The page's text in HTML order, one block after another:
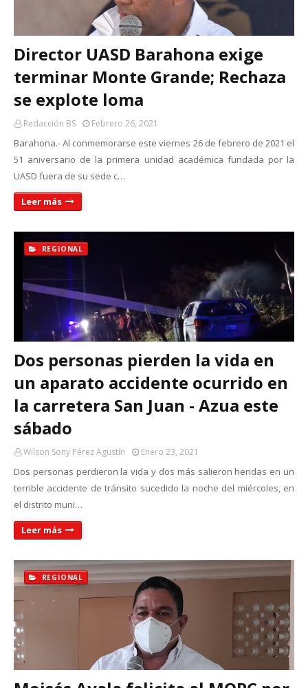
Director UASD Barahona exige
terminar Monte Grande; Rechaza
se explote loma
Redacción BS Febrero 26, 2021
Barahona.- Al conmemorarse este viernes 26 de febrero de 2021 el
51 aniversario de la primera unidad académica fundada por la
UASD fuera de su sede c…
Leer más
REGIONAL
Dos personas pierden la vida en
un aparato accidente ocurrido en
la carretera San Juan - Azua este
sábado
Wilson Sony Pérez Agustín Enero 23, 2021
Dos personas perdieron la vida y dos más salieron heridas en un
terrible accidente de tránsito sucedido la noche del miércoles, en
el distrito muni…
Leer más
REGIONAL